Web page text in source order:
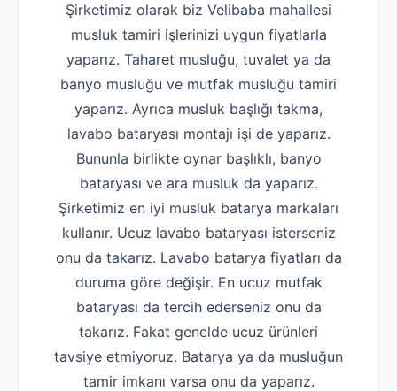
Şirketimiz olarak biz Velibaba mahallesi
musluk tamiri işlerinizi uygun fiyatlarla
yaparız. Taharet musluğu, tuvalet ya da
banyo musluğu ve mutfak musluğu tamiri
yaparız. Ayrıca musluk başlığı takma,
lavabo bataryası montajı işi de yaparız.
Bununla birlikte oynar başlıklı, banyo
bataryası ve ara musluk da yaparız.
Şirketimiz en iyi musluk batarya markaları
kullanır. Ucuz lavabo bataryası isterseniz
onu da takarız. Lavabo batarya fiyatları da
duruma göre değişir. En ucuz mutfak
bataryası da tercih ederseniz onu da
takarız. Fakat genelde ucuz ürünleri
tavsiye etmiyoruz. Batarya ya da musluğun
tamir imkanı varsa onu da yaparız.